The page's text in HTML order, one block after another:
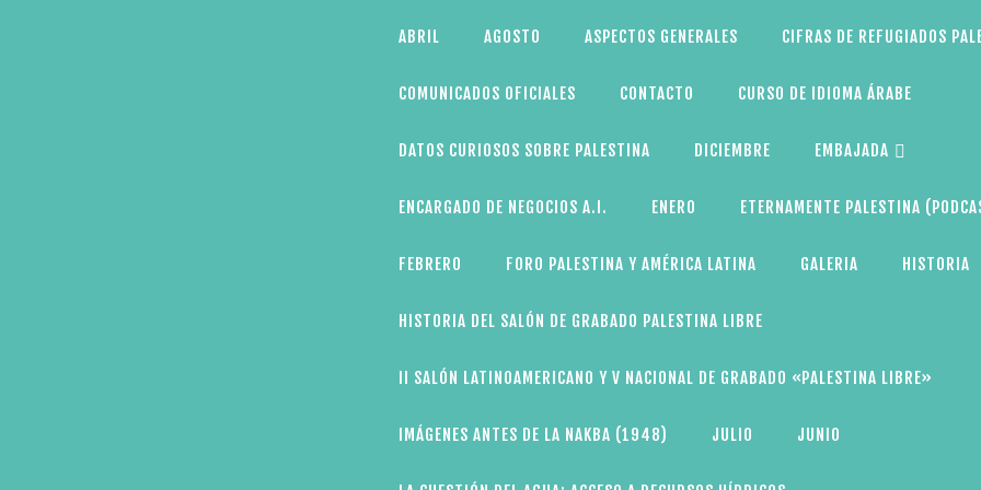
ABRIL AGOSTO ASPECTOS GENERALES CIFRAS DE REFUGIADOS
COMUNICADOS OFICIALES CONTACTO CURSO DE IDIOMA ÁRABE
DATOS CURIOSOS SOBRE PALESTINA DICIEMBRE EMBAJADA
ENCARGADO DE NEGOCIOS A.I. ENERO ETERNAMENTE PALESTINA
FEBRERO FORO PALESTINA Y AMÉRICA LATINA GALERIA HISTORIA
HISTORIA DEL SALÓN DE GRABADO PALESTINA LIBRE
II SALÓN LATINOAMERICANO Y V NACIONAL DE GRABADO «PALESTINA LIBRE»
IMÁGENES ANTES DE LA NAKBA (1948) JULIO JUNIO